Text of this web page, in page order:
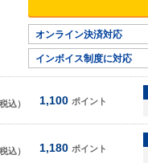
オンライン決済対応
インボイス制度に対応
税込） 1,100 ポイント
税込） 1,180 ポイント